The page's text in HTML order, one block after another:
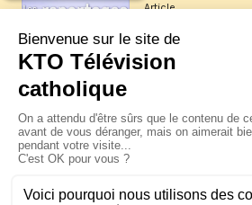
Article
Les reportages
La visite
XIV à Assise à
jeudi 6 août
Le pape en